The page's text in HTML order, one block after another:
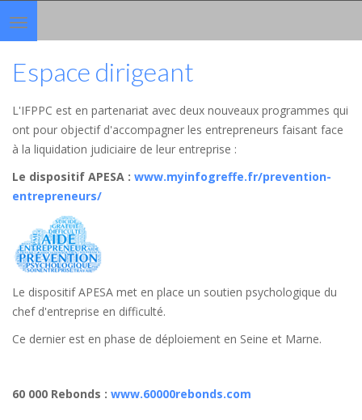
Toggle
navigation
Espace dirigeant
L'IFPPC est en partenariat avec deux nouveaux programmes qui
ont pour objectif d'accompagner les entrepreneurs faisant face
à la liquidation judiciaire de leur entreprise :
Le dispositif APESA : www.myinfogreffe.fr/prevention-
entrepreneurs/
Le dispositif APESA met en place un soutien psychologique du
chef d'entreprise en difficulté.
Ce dernier est en phase de déploiement en Seine et Marne.
60 000 Rebonds : www.60000rebonds.com